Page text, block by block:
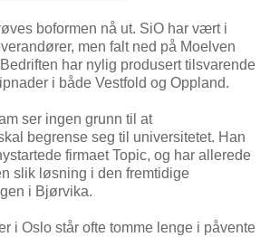
boformen nå ut. SiO har vært i
men falt ned på Moelven
har nylig produsert tilsvarende
i både Vestfold og Oppland.
ser ingen grunn til at
begrense seg til universitetet. Han
firmaet Topic, og har allerede
slik løsning i den fremtidige
i Bjørvika.
i Oslo står ofte tomme lenge i påvente